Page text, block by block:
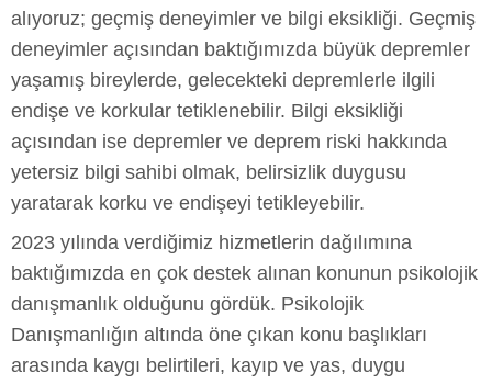
alıyoruz; geçmiş deneyimler ve bilgi eksikliği. Geçmiş
deneyimler açısından baktığımızda büyük depremler
yaşamış bireylerde, gelecekteki depremlerle ilgili
endişe ve korkular tetiklenebilir. Bilgi eksikliği
açısından ise depremler ve deprem riski hakkında
yetersiz bilgi sahibi olmak, belirsizlik duygusu
yaratarak korku ve endişeyi tetikleyebilir.
2023 yılında verdiğimiz hizmetlerin dağılımına
baktığımızda en çok destek alınan konunun psikolojik
danışmanlık olduğunu gördük. Psikolojik
Danışmanlığın altında öne çıkan konu başlıkları
arasında kaygı belirtileri, kayıp ve yas, duygu